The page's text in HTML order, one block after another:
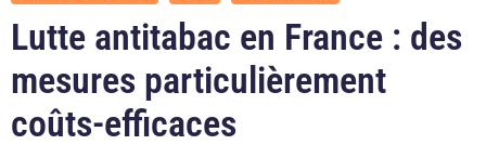
Lutte antitabac en France : des
mesures particulièrement
coûts-efficaces